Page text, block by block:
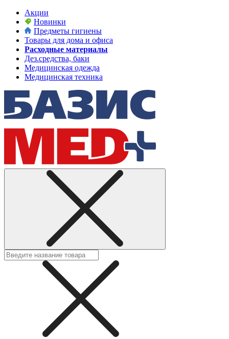
Акции
Новинки
Предметы гигиены
Товары для дома и офиса
Расходные материалы
Дез.средства, баки
Медицинская одежда
Медицинская техника